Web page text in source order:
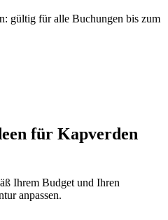
gültig für alle Buchungen bis zum
für Kapverden
Ihrem Budget und Ihren
anpassen.